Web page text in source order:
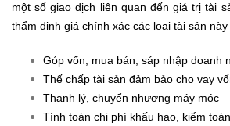
một số giao dịch liên quan đến giá trị tài
thẩm định giá chính xác các loại tài sản
Góp vốn, mua bán, sáp nhập doanh
Thế chấp tài sản đảm bảo cho vay
Thanh lý, chuyển nhượng máy móc
Tính toán chi phí khấu hao, kiểm